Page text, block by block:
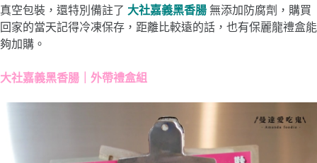
真空包裝，還特別備註了 大社嘉義黑香腸 無添加防腐劑，購買
回家的當天記得冷凍保存，距離比較遠的話，也有保麗龍禮盒能
夠加購。
大社嘉義黑香腸｜外帶禮盒組